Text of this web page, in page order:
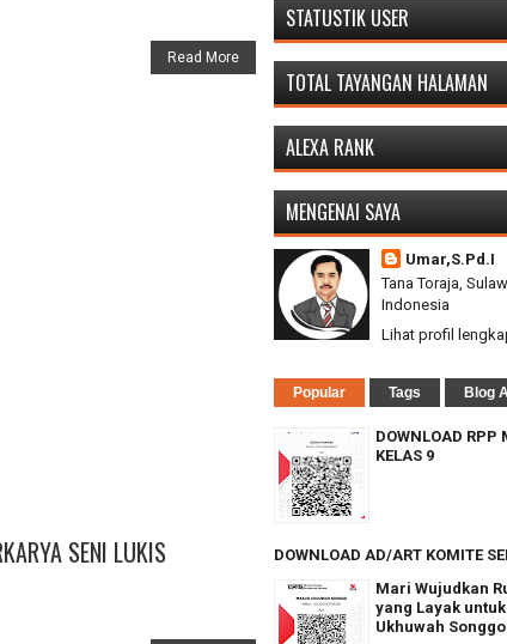
Read More
SENI LUKIS
STATUSTIK USER
TOTAL TAYANGAN HALAMAN
ALEXA RANK
MENGENAI SAYA
Umar,S.Pd.I
Tana Toraja,
Indonesia
Lihat profil
Popular Tags Blog
DOWNLOAD RPP
KELAS 9
DOWNLOAD AD/ART KOMITE
Mari Wujudkan
yang Layak
Ukhuwah Songgo